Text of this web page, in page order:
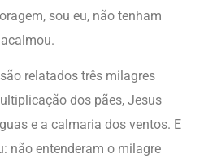
sou eu, não tenham
relatados três milagres
dos pães, Jesus
e a calmaria dos ventos. E
não entenderam o milagre